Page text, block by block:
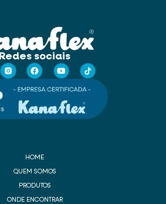
Redes sociais
HOME
QUEM SOMOS
PRODUTOS
ONDE ENCONTRAR